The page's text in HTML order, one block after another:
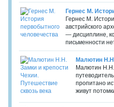
Гернес М.
Гернес М.
австрийского
— дисциплине,
письменности
Малютин Н.Н.
Малютин Н.Н.
пропитано
живут